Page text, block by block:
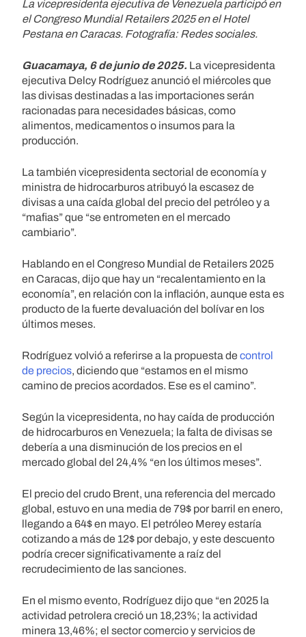
La vicepresidenta ejecutiva de Venezuela participó en
el Congreso Mundial Retailers 2025 en el Hotel
Pestana en Caracas. Fotografía: Redes sociales.
Guacamaya, 6 de junio de 2025. La vicepresidenta
ejecutiva Delcy Rodríguez anunció el miércoles que
las divisas destinadas a las importaciones serán
racionadas para necesidades básicas, como
alimentos, medicamentos o insumos para la
producción.
La también vicepresidenta sectorial de economía y
ministra de hidrocarburos atribuyó la escasez de
divisas a una caída global del precio del petróleo y a
“mafias” que “se entrometen en el mercado
cambiario”.
Hablando en el Congreso Mundial de Retailers 2025
en Caracas, dijo que hay un “recalentamiento en la
economía”, en relación con la inflación, aunque esta es
producto de la fuerte devaluación del bolívar en los
últimos meses.
Rodríguez volvió a referirse a la propuesta de control
de precios, diciendo que “estamos en el mismo
camino de precios acordados. Ese es el camino”.
Según la vicepresidenta, no hay caída de producción
de hidrocarburos en Venezuela; la falta de divisas se
debería a una disminución de los precios en el
mercado global del 24,4% “en los últimos meses”.
El precio del crudo Brent, una referencia del mercado
global, estuvo en una media de 79$ por barril en enero,
llegando a 64$ en mayo. El petróleo Merey estaría
cotizando a más de 12$ por debajo, y este descuento
podría crecer significativamente a raíz del
recrudecimiento de las sanciones.
En el mismo evento, Rodríguez dijo que “en 2025 la
actividad petrolera creció un 18,23%; la actividad
minera 13,46%; el sector comercio y servicios de